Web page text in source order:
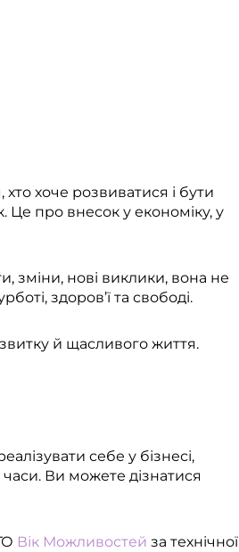
хоче розвиватися і бути
Це про внесок у економіку, у
зміни, нові виклики, вона не
здоров’ї та свободі.
й щасливого життя.
себе у бізнесі,
часи. Ви можете дізнатися
Вік Можливостей за технічної